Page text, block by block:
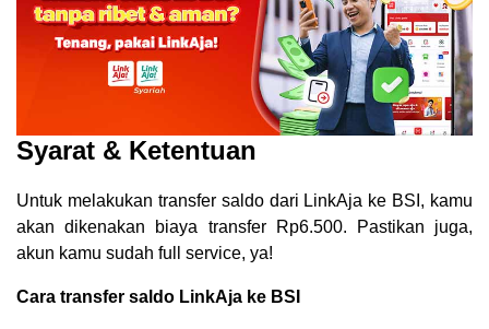
Syarat & Ketentuan
Untuk melakukan transfer saldo dari LinkAja ke BSI, kamu
akan dikenakan biaya transfer Rp6.500. Pastikan juga,
akun kamu sudah full service, ya!
Cara transfer saldo LinkAja ke BSI